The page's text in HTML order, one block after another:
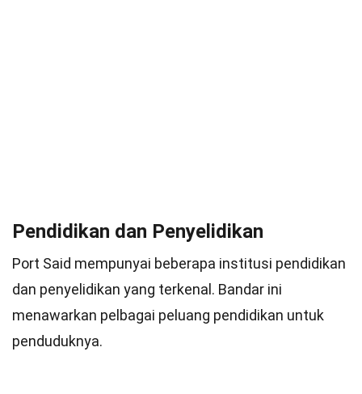
Pendidikan dan Penyelidikan
Port Said mempunyai beberapa institusi pendidikan
dan penyelidikan yang terkenal. Bandar ini
menawarkan pelbagai peluang pendidikan untuk
penduduknya.